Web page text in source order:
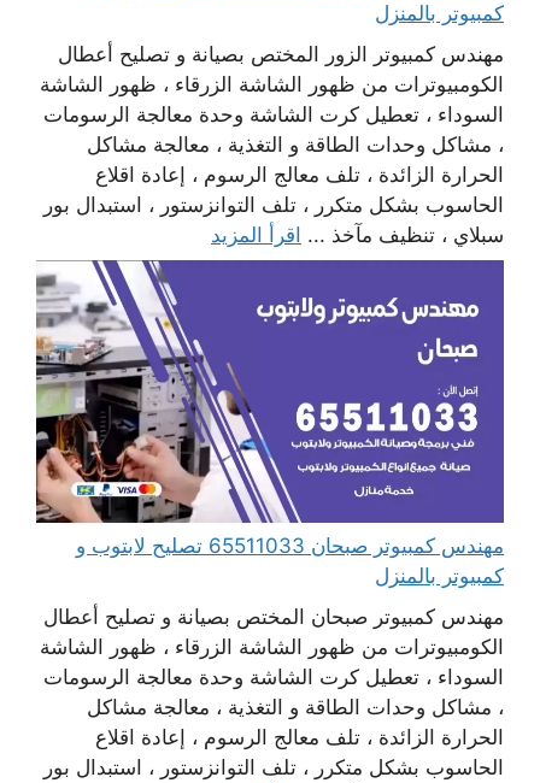
كمبيوتر بالمنزل
مهندس كمبيوتر الزور المختص بصيانة و تصليح أعطال
الكومبيوترات من ظهور الشاشة الزرقاء ، ظهور الشاشة
السوداء ، تعطيل كرت الشاشة وحدة معالجة الرسومات
، مشاكل وحدات الطاقة و التغذية ، معالجة مشاكل
الحرارة الزائدة ، تلف معالج الرسوم ، إعادة اقلاع
الحاسوب بشكل متكرر ، تلف التوانزستور ، استبدال بور
سبلاي ، تنظيف مآخذ ... اقرأ المزيد
مهندس كمبيوتر صبحان 65511033 تصليح لابتوب و
كمبيوتر بالمنزل
مهندس كمبيوتر صبحان المختص بصيانة و تصليح أعطال
الكومبيوترات من ظهور الشاشة الزرقاء ، ظهور الشاشة
السوداء ، تعطيل كرت الشاشة وحدة معالجة الرسومات
، مشاكل وحدات الطاقة و التغذية ، معالجة مشاكل
الحرارة الزائدة ، تلف معالج الرسوم ، إعادة اقلاع
الحاسوب بشكل متكرر ، تلف التوانزستور ، استبدال بور